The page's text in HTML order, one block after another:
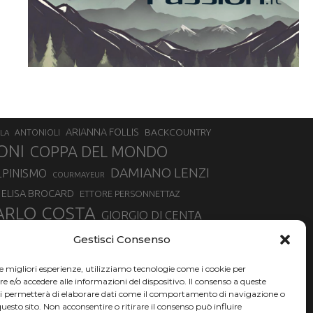
Gestisci Consenso
migliori esperienze, utilizziamo tecnologie come i cookie per
e/o accedere alle informazioni del dispositivo. Il consenso a queste
permetterà di elaborare dati come il comportamento di navigazione o
sito. Non acconsentire o ritirare il consenso può influire
ANTONIOLI ARIANNA FOLLIS
BACKCOUNTRY
COPPA DEL MONDO
COURMAYEUR DAMIANO LENZI
ELISA BROCARD ETTORE PERSONNETTAZ
COSTA GIORGIO DI CENTA
LUCA MATTEOTTI MADONNA DI CAMPIGLIO
NAZIONALE DI SCIALPINISMO NORVEGIA
PSL RAFFAELLA TEMPESTA